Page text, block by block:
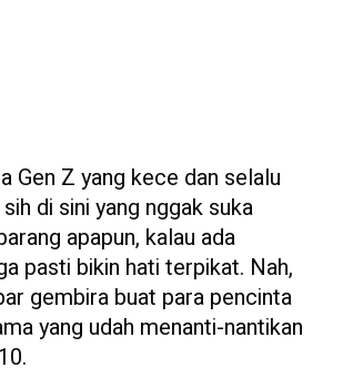
Gen Z yang kece dan selalu
di sini yang nggak suka
apapun, kalau ada
pasti bikin hati terpikat. Nah,
gembira buat para pencinta
yang udah menanti-nantikan